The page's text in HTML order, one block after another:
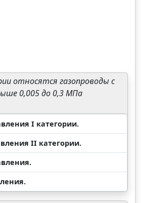
относятся газопроводы с
0,005 до 0,3 МПа
I категории.
II категории.